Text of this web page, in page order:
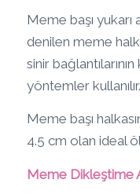
Meme başı yukarı
denilen meme
sinir
yöntemler kullanılır.
Meme başı
4.5 cm olan ideal
Meme Dikleştime